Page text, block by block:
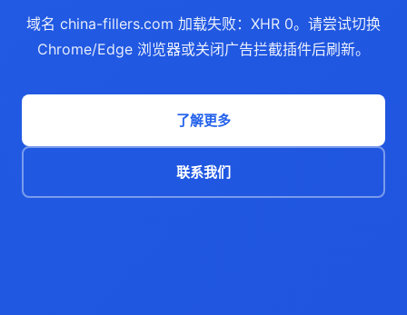
域名 china-fillers.com 加载失败：XHR 0。请尝试切换
Chrome/Edge 浏览器或关闭广告拦截插件后刷新。
了解更多
联系我们